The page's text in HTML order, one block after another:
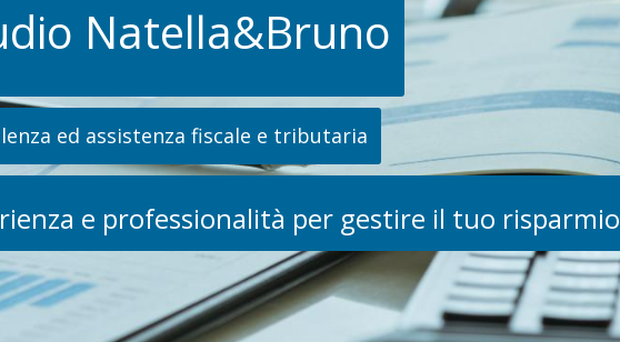
Natella&Bruno
ed assistenza fiscale e tributaria
e professionalità per gestire il tuo risparmio